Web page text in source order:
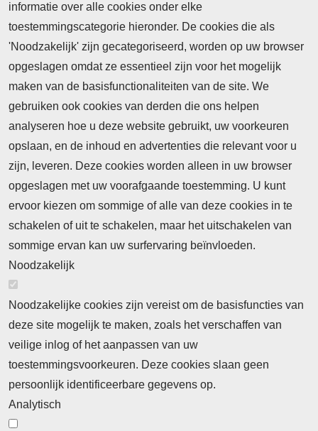
informatie over alle cookies onder elke
toestemmingscategorie hieronder. De cookies die als
'Noodzakelijk' zijn gecategoriseerd, worden op uw browser
opgeslagen omdat ze essentieel zijn voor het mogelijk
maken van de basisfunctionaliteiten van de site. We
gebruiken ook cookies van derden die ons helpen
analyseren hoe u deze website gebruikt, uw voorkeuren
opslaan, en de inhoud en advertenties die relevant voor u
zijn, leveren. Deze cookies worden alleen in uw browser
opgeslagen met uw voorafgaande toestemming. U kunt
ervoor kiezen om sommige of alle van deze cookies in te
schakelen of uit te schakelen, maar het uitschakelen van
sommige ervan kan uw surfervaring beïnvloeden.
Noodzakelijk
Noodzakelijke cookies zijn vereist om de basisfuncties van
deze site mogelijk te maken, zoals het verschaffen van
veilige inlog of het aanpassen van uw
toestemmingsvoorkeuren. Deze cookies slaan geen
persoonlijk identificeerbare gegevens op.
Analytisch
Nieuws
Neem contact op
Algemene Leveringsvoorwaarden
Cookieverklaring
Privacyverklaring
Abonnementinformatie Inlogprocedure
Nieuws
Laatste nieuws